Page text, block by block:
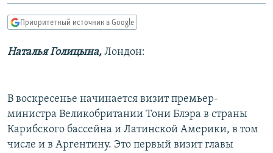
главной
навигации
КУЛЬТУРА
IDEL.РЕАЛИИ
КАВКАЗ.РЕАЛИИ
СИБИРЬ.РЕАЛИИ
РАСПИСАНИЕ ВЕЩАНИЯ
ПОДПИШИТЕСЬ НА РАССЫЛКУ
Приоритетный источник в Google
Наталья Голицына, Лондон:
В воскресенье начинается визит премьер-
министра Великобритании Тони Блэра в страны
Карибского бассейна и Латинской Америки, в том
числе и в Аргентину. Это первый визит главы